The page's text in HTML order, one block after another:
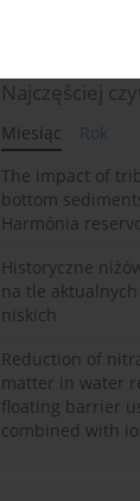
Najczęściej
Miesiąc
Rok
The impact of
bottom
Harmónia
Historyczne
na tle
niskich
Reduction of
matter in water
floating barrier
combined with